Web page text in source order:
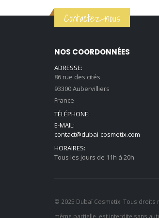
était :
59,90 €.
Contactez-nous
NOS COORDONNÉES
ADRESSE:
86 rue des cités
93300 Aubervilliers
France
TÉLÉPHONE:
E-MAIL:
contact@dubai-cosmetix.com
HORAIRES:
Tous les jours de 11h à 20h
© 2025 Dubaï Cosmetix. Tous droits
même partielle, est interdite sans